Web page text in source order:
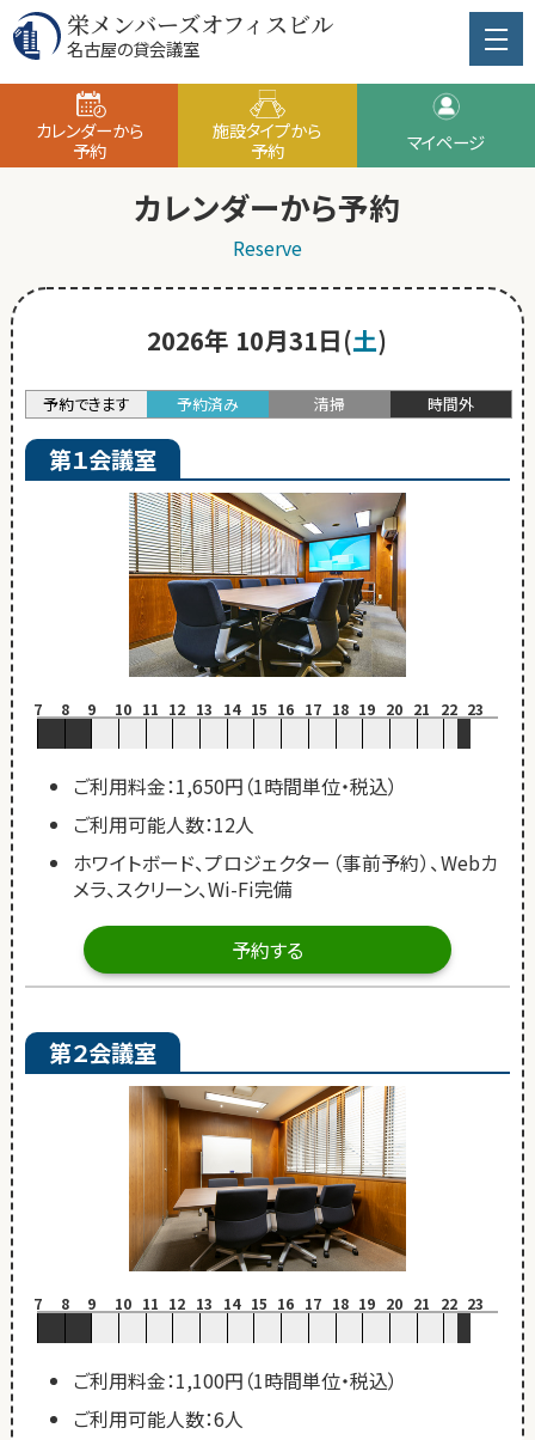
栄メンバーズオフィスビル
名古屋の貸会議室
カレンダーから
予約
施設タイプから
予約
マイページ
カレンダーから予約
Reserve
2026年 10月31日(土)
予約できます 予約済み 清掃 時間外
第１会議室
7 8 9 10 11 12 13 14 15 16 17 18 19 20 21 22 23
ご利用料金：1,650円（1時間単位・税込）
ご利用可能人数：12人
ホワイトボード、プロジェクター（事前予約）、Webカ
メラ、スクリーン、Wi-Fi完備
予約する
第２会議室
7 8 9 10 11 12 13 14 15 16 17 18 19 20 21 22 23
ご利用料金：1,100円（1時間単位・税込）
ご利用可能人数：6人